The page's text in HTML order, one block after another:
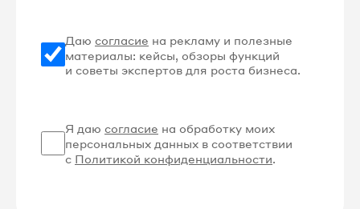
Даю согласие на рекламу и полезные
материалы: кейсы, обзоры функций
и советы экспертов для роста бизнеса.
Я даю согласие на обработку моих
персональных данных в соответствии
с Политикой конфиденциальности.